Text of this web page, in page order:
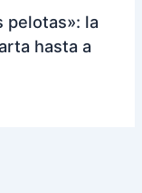
pelotas»: la
hasta a